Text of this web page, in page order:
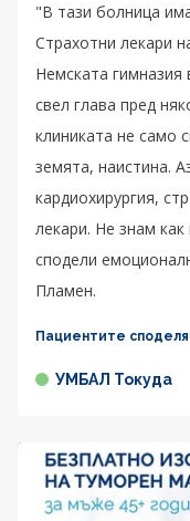
"В тази болница
Страхотни лекари
Немската гимназия
свел глава пред
клиниката не само
земята, наистина.
кардиохирургия,
лекари. Не знам как
сподели
Пламен.
Пациентите
УМБАЛ Токуда